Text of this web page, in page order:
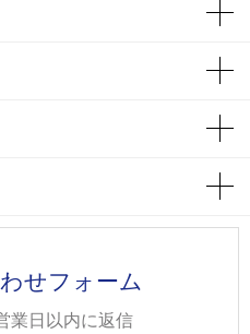
せフォーム
業日以内に返信